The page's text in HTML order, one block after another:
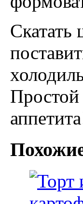
Скатать
Простой